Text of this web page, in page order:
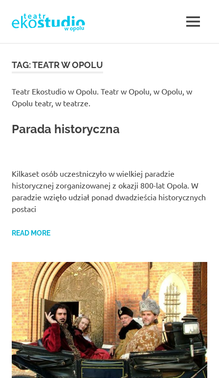
EKOSTUDIO
w
Opolu
Teatr
Opolu.
Opole.
Ekostudio
Opolu.
otwarty
nowe
jednocześnie
do
klasyki.
Eko
zaprasza
spektakle,
wernisaże,
pokazy
filmów.
Opole
teatr.
MENU
TAG:TEATR W OPOLU
Teatr Ekostudio w Opolu. Teatr w Opolu, w Opolu, w
Opolu teatr, w teatrze.
Parada historyczna
Kilkaset osób uczestniczyło w wielkiej paradzie
historycznej zorganizowanej z okazji 800-lat Opola. W
paradzie wzięło udział ponad dwadzieścia historycznych
postaci
READ MORE